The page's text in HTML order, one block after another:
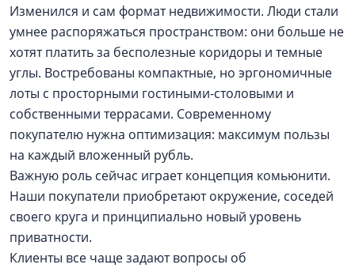
Изменился и сам формат недвижимости. Люди стали
умнее распоряжаться пространством: они больше не
хотят платить за бесполезные коридоры и темные
углы. Востребованы компактные, но эргономичные
лоты с просторными гостиными-столовыми и
собственными террасами. Современному
покупателю нужна оптимизация: максимум пользы
на каждый вложенный рубль.
Важную роль сейчас играет концепция комьюнити.
Наши покупатели приобретают окружение, соседей
своего круга и принципиально новый уровень
приватности.
Клиенты все чаще задают вопросы об